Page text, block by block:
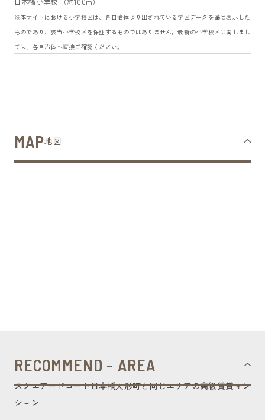
※本サイトにおける小学校区は、各自治体より出されている学区データを基に表示した
ものであり、該当小学校区を保証するものではありません。最新の小学校区に関しまし
ては、各自治体へ直接ご確認ください。
MAP地図
RECOMMEND - AREA
スクエアードコート日本橋人形町と同じエリアの高級賃貸マン
ション